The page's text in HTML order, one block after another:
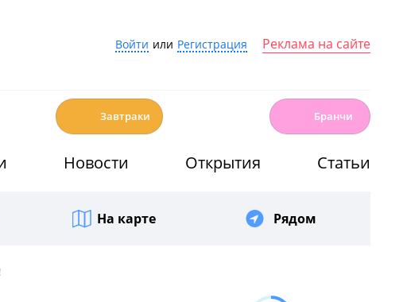
Войти или Регистрация Реклама на сайте
Завтраки Бранчи
Новости Открытия Статьи
На карте Рядом